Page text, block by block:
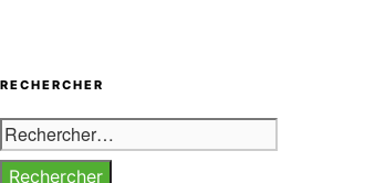
RECHERCHER
Rechercher :